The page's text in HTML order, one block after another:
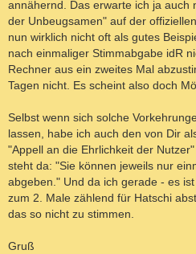
annähernd. Das erwarte ich ja auch
der Unbeugsamen" auf der
nun wirklich nicht oft als gutes
nach einmaliger Stimmabgabe idR
Rechner aus ein zweites Mal
Tagen nicht. Es scheint also doch
Selbst wenn sich solche
lassen, habe ich auch den von Dir
"Appell an die Ehrlichkeit der
steht da: "Sie können jeweils nur
abgeben." Und da ich gerade - es
zum 2. Male zählend für Hatschi
das so nicht zu stimmen.
Gruß